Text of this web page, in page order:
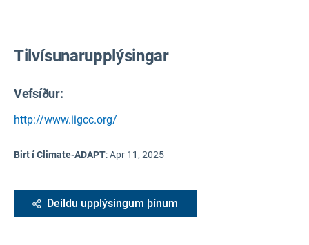
Tilvísunarupplýsingar
Vefsíður:
http://www.iigcc.org/
Birt í Climate-ADAPT:Apr 11, 2025
Deildu upplýsingum þínum